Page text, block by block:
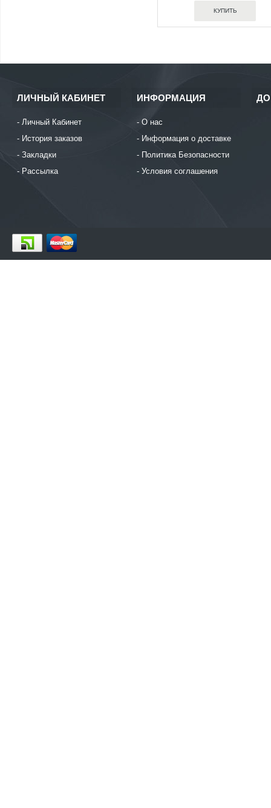
ЛИЧНЫЙ КАБИНЕТ
Личный Кабинет
История заказов
Закладки
Рассылка
ИНФОРМАЦИЯ
О нас
Информация о доставке
Политика Безопасности
Условия соглашения